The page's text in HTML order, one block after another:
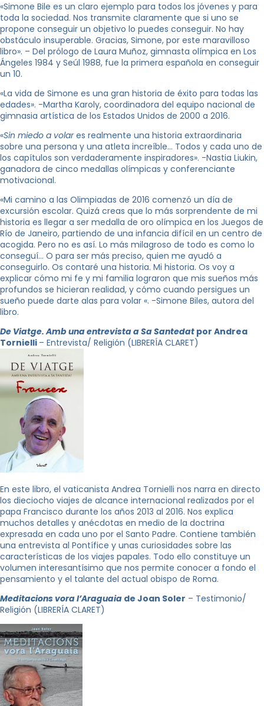
«Simone Bile es un claro ejemplo para todos los jóvenes y para
toda la sociedad. Nos transmite claramente que si uno se
propone conseguir un objetivo lo puedes conseguir. No hay
obstáculo insuperable. Gracias, Simone, por este maravilloso
libro». – Del prólogo de Laura Muñoz, gimnasta olímpica en Los
Ángeles 1984 y Seúl 1988, fue la primera española en conseguir
un 10.
«La vida de Simone es una gran historia de éxito para todas las
edades». -Martha Karoly, coordinadora del equipo nacional de
gimnasia artística de los Estados Unidos de 2000 a 2016.
«Sin miedo a volares realmente una historia extraordinaria
sobre una persona y una atleta increíble… Todos y cada uno de
los capítulos son verdaderamente inspiradores». -Nastia Liukin,
ganadora de cinco medallas olímpicas y conferenciante
motivacional.
«Mi camino a las Olimpiadas de 2016 comenzó un día de
excursión escolar. Quizá creas que lo más sorprendente de mi
historia es llegar a ser medalla de oro olímpica en los Juegos de
Río de Janeiro, partiendo de una infancia difícil en un centro de
acogida. Pero no es así. Lo más milagroso de todo es como lo
conseguí… O para ser más preciso, quien me ayudó a
conseguirlo. Os contaré una historia. Mi historia. Os voy a
explicar cómo mi fe y mi familia lograron que mis sueños más
profundos se hicieran realidad, y cómo cuando persigues un
sueño puede darte alas para volar «. -Simone Biles, autora del
libro.
De Viatge. Amb una entrevista a Sa Santedat por Andrea
Tornielli – Entrevista/ Religión (LIBRERÍA CLARET)
En este libro, el vaticanista Andrea Tornielli nos narra en directo
los dieciocho viajes de alcance internacional realizados por el
papa Francisco durante los años 2013 al 2016. Nos explica
muchos detalles y anécdotas en medio de la doctrina
expresada en cada uno por el Santo Padre. Contiene también
una entrevista al Pontífice y unas curiosidades sobre las
características de los viajes papales. Todo ello constituye un
volumen interesantísimo que nos permite conocer a fondo el
pensamiento y el talante del actual obispo de Roma.
Meditacions vora l’Araguaia de Joan Soler – Testimonio/
Religión (LIBRERÍA CLARET)